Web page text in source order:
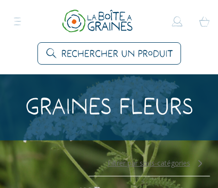
Rechercher un produit
Graines Fleurs
Filtrer par sous-catégories